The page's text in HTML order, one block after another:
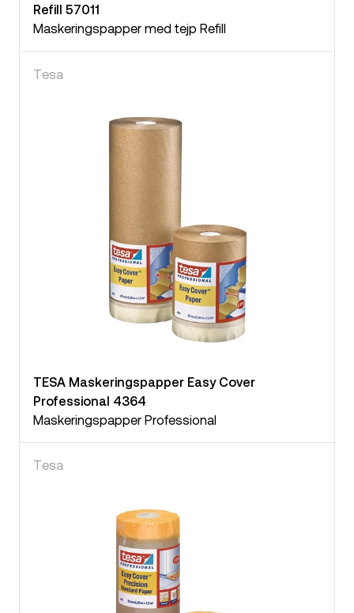
Refill 57011
Maskeringspapper med tejp Refill
Tesa
TESA Maskeringspapper Easy Cover
Professional 4364
Maskeringspapper Professional
Tesa